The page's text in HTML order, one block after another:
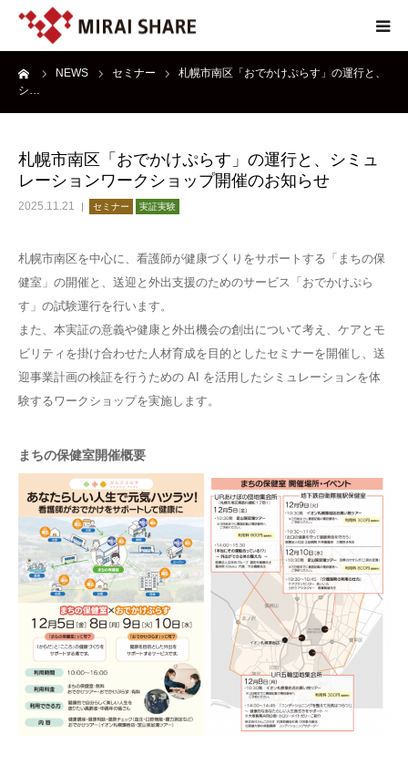
NEWS セミナー
札幌市南区「おでかけぷらす」の運行と、
シ…
札幌市南区「おでかけぷらす」の運行と、シミュ
レーションワークショップ開催のお知らせ
2025.11.21 セミナー 実証実験
札幌市南区を中心に、看護師が健康づくりをサポートする「まちの保
健室」の開催と、送迎と外出支援のためのサービス「おでかけぷら
す」の試験運行を行います。
また、本実証の意義や健康と外出機会の創出について考え、ケアとモ
ビリティを掛け合わせた人材育成を目的としたセミナーを開催し、送
迎事業計画の検証を行うための AI を活用したシミュレーションを体
験するワークショップを実施します。
まちの保健室開催概要
NEWS
SERVICE
ABOUT